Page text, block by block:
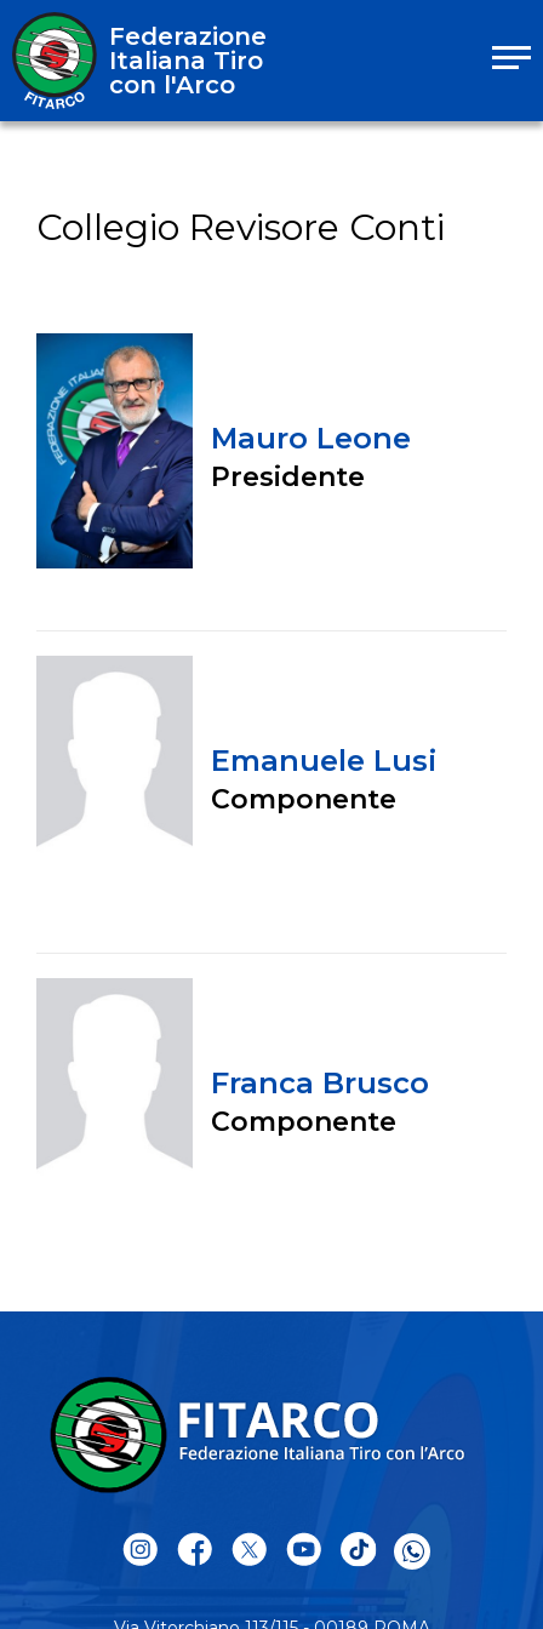
Federazione
Italiana Tiro
con l'Arco
Collegio Revisore Conti
Mauro Leone
Presidente
Emanuele Lusi
Componente
Franca Brusco
Componente